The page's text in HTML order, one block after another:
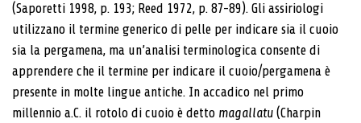
(Saporetti 1998, p. 193; Reed 1972, p. 87-89). Gli assiriologi
utilizzano il termine generico di pelle per indicare sia il cuoio
sia la pergamena, ma un’analisi terminologica consente di
apprendere che il termine per indicare il cuoio/pergamena è
presente in molte lingue antiche. In accadico nel primo
millennio a.C. il rotolo di cuoio è detto magallatu (Charpin